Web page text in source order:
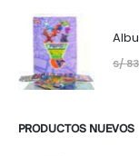
S/
PRODUCTOS NUEVOS